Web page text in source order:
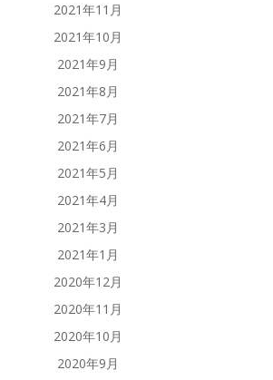
2021年11月
2021年10月
2021年9月
2021年8月
2021年7月
2021年6月
2021年5月
2021年4月
2021年3月
2021年1月
2020年12月
2020年11月
2020年10月
2020年9月